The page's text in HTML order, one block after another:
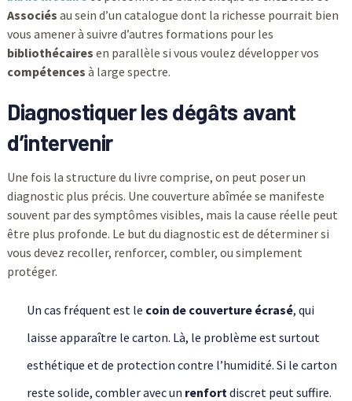
Associés au sein d’un catalogue dont la richesse pourrait bien
vous amener à suivre d’autres formations pour les
bibliothécaires en parallèle si vous voulez développer vos
compétences à large spectre.
Diagnostiquer les dégâts avant
d’intervenir
Une fois la structure du livre comprise, on peut poser un
diagnostic plus précis. Une couverture abîmée se manifeste
souvent par des symptômes visibles, mais la cause réelle peut
être plus profonde. Le but du diagnostic est de déterminer si
vous devez recoller, renforcer, combler, ou simplement
protéger.
Un cas fréquent est le coin de couverture écrasé, qui
laisse apparaître le carton. Là, le problème est surtout
esthétique et de protection contre l’humidité. Si le carton
reste solide, combler avec un renfort discret peut suffire.